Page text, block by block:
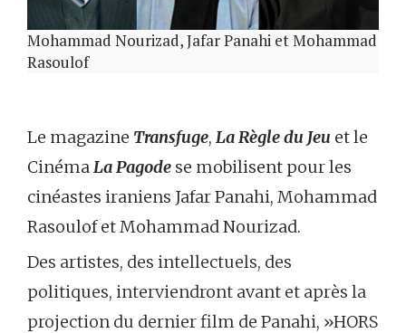
Mohammad Nourizad, Jafar Panahi et Mohammad
Rasoulof
Le magazine Transfuge, La Règle du Jeu et le
CinémaLa Pagode se mobilisent pour les
cinéastes iraniens Jafar Panahi, Mohammad
Rasoulof et Mohammad Nourizad.
Des artistes, des intellectuels, des
politiques, interviendront avant et après la
projection du dernier film de Panahi, »HORS